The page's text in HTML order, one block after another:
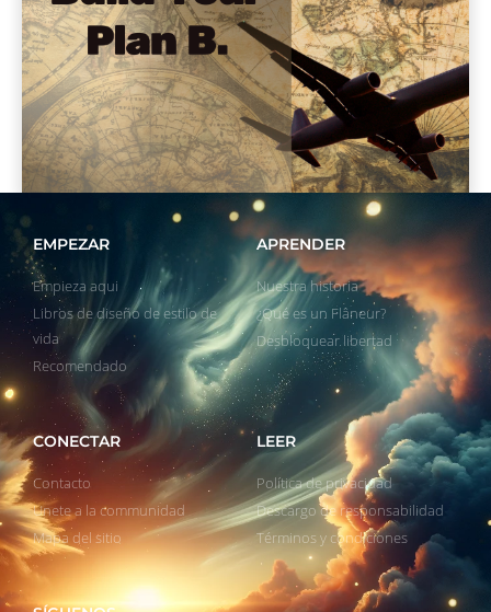
EMPEZAR
Empieza aqui
Libros de diseño de estilo de
vida
Recomendado
APRENDER
Nuestra historia
¿Qué es un Flâneur?
Desbloquear libertad
CONECTAR
Contacto
Unete a la communidad
Mapa del sitio
LEER
Política de privacidad
Descargo de responsabilidad
Términos y condiciones